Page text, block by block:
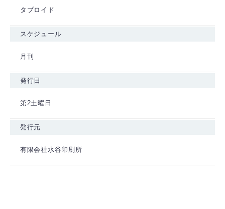
タブロイド
スケジュール
月刊
発行日
第2土曜日
発行元
有限会社水谷印刷所